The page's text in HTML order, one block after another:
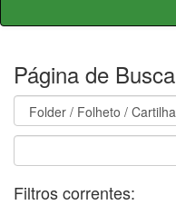
Página de Busca
Filtros correntes: